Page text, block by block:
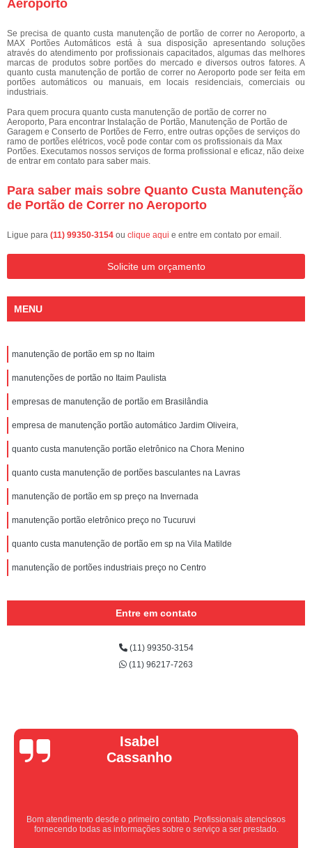
Aeroporto
Se precisa de quanto custa manutenção de portão de correr no Aeroporto, a
MAX Portões Automáticos está à sua disposição apresentando soluções
através do atendimento por profissionais capacitados, algumas das melhores
marcas de produtos sobre portões do mercado e diversos outros fatores. A
quanto custa manutenção de portão de correr no Aeroporto pode ser feita em
portões automáticos ou manuais, em locais residenciais, comerciais ou
industriais.
Para quem procura quanto custa manutenção de portão de correr no
Aeroporto, Para encontrar Instalação de Portão, Manutenção de Portão de
Garagem e Conserto de Portões de Ferro, entre outras opções de serviços do
ramo de portões elétricos, você pode contar com os profissionais da Max
Portões. Executamos nossos serviços de forma profissional e eficaz, não deixe
de entrar em contato para saber mais.
Para saber mais sobre Quanto Custa Manutenção
de Portão de Correr no Aeroporto
Ligue para (11) 99350-3154 ou clique aqui e entre em contato por email.
Solicite um orçamento
MENU
manutenção de portão em sp no Itaim
manutenções de portão no Itaim Paulista
empresas de manutenção de portão em Brasilândia
empresa de manutenção portão automático Jardim Oliveira,
quanto custa manutenção portão eletrônico na Chora Menino
quanto custa manutenção de portões basculantes na Lavras
manutenção de portão em sp preço na Invernada
manutenção portão eletrônico preço no Tucuruvi
quanto custa manutenção de portão em sp na Vila Matilde
manutenção de portões industriais preço no Centro
Entre em contato
(11) 99350-3154
(11) 96217-7263
Vera Maria
Equipe nota 10, trabalho rápido com excelência , super organizados.
Super indico.